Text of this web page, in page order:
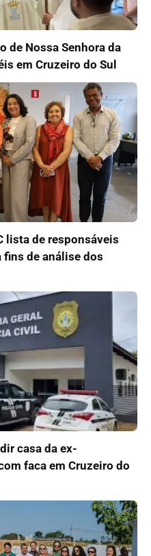
de Nossa Senhora da
em Cruzeiro do Sul
lista de responsáveis
de análise dos
casa da ex-
faca em Cruzeiro do